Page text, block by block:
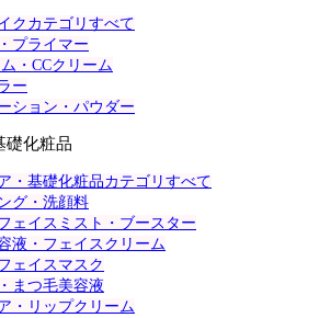
クカテゴリすべて
プライマー
・CCクリーム
ー
ション・パウダー
礎化粧品
・基礎化粧品カテゴリすべて
グ・洗顔料
ェイスミスト・ブースター
液・フェイスクリーム
ェイスマスク
まつ毛美容液
・リップクリーム